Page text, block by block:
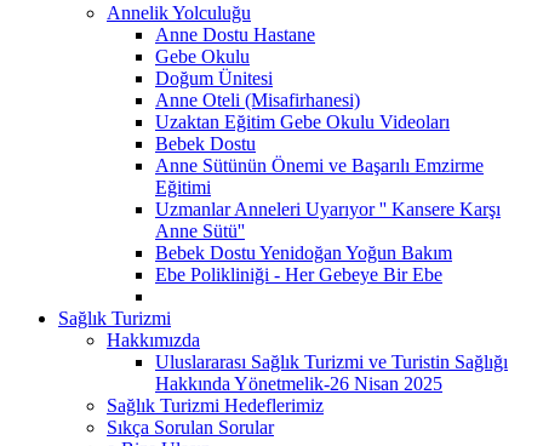
Annelik Yolculuğu
Anne Dostu Hastane
Gebe Okulu
Doğum Ünitesi
Anne Oteli (Misafirhanesi)
Uzaktan Eğitim Gebe Okulu Videoları
Bebek Dostu
Anne Sütünün Önemi ve Başarılı Emzirme
Eğitimi
Uzmanlar Anneleri Uyarıyor '' Kansere Karşı
Anne Sütü''
Bebek Dostu Yenidoğan Yoğun Bakım
Ebe Polikliniği - Her Gebeye Bir Ebe
Sağlık Turizmi
Hakkımızda
Uluslararası Sağlık Turizmi ve Turistin Sağlığı
Hakkında Yönetmelik-26 Nisan 2025
Sağlık Turizmi Hedeflerimiz
Sıkça Sorulan Sorular